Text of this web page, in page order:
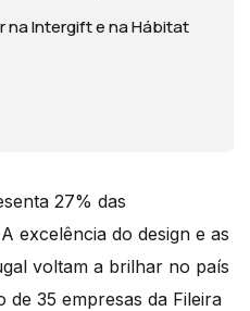
na Intergift e na Hábitat
27% das
excelência do design e as
voltam a brilhar no país
35 empresas da Fileira